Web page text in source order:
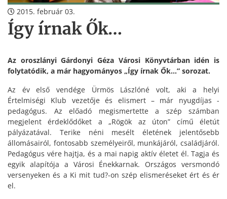
2015. február 03.
Így írnak Ők…
Az oroszlányi Gárdonyi Géza Városi Könyvtárban idén is
folytatódik, a már hagyományos „Így írnak Ők…” sorozat.
Az év első vendége Ürmös Lászlóné volt, aki a helyi
Értelmiségi Klub vezetője és elismert – már nyugdíjas -
pedagógus. Az előadó megismertette a szép számban
megjelent érdeklődőket a „Rögök az úton” című életút
pályázatával. Terike néni mesélt életének jelentősebb
állomásairól, fontosabb személyeiről, munkájáról, családjáról.
Pedagógus vére hajtja, és a mai napig aktív életet él. Tagja és
egyik alapítója a Városi Énekkarnak. Országos versmondó
versenyeken és a Ki mit tud?-on szép elismeréseket ért és ér
el.